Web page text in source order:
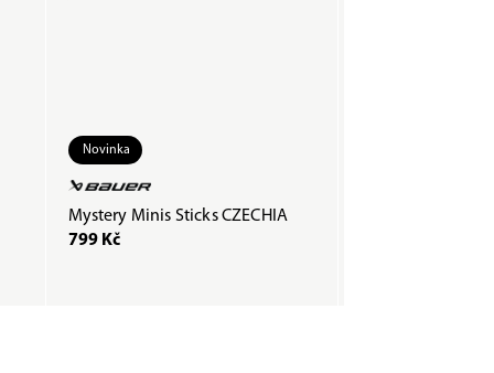
Novinka
Mystery Minis Sticks CZECHIA
799 Kč